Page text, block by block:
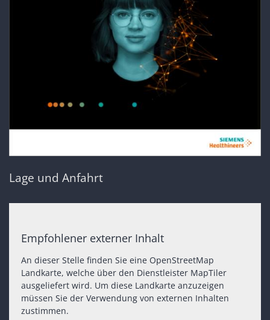
Lage und Anfahrt
Empfohlener externer Inhalt
An dieser Stelle finden Sie eine OpenStreetMap
Landkarte, welche über den Dienstleister MapTiler
ausgeliefert wird. Um diese Landkarte anzuzeigen
müssen Sie der Verwendung von externen Inhalten
zustimmen.